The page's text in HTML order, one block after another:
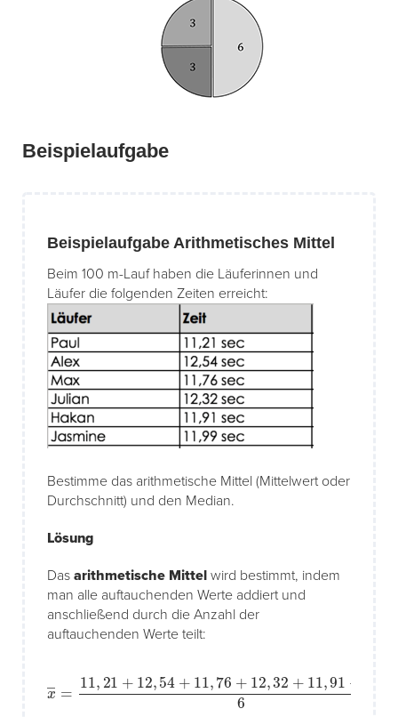
Beispielaufgabe
Beispielaufgabe Arithmetisches Mittel
Beim 100 m-Lauf haben die Läuferinnen und
Läufer die folgenden Zeiten erreicht:
Bestimme das arithmetische Mittel (Mittelwert oder
Durchschnitt) und den Median.
Lösung
Das arithmetische Mittel wird bestimmt, indem
man alle auftauchenden Werte addiert und
anschließend durch die Anzahl der
auftauchenden Werte teilt:
11,21 +12 ,54+ 11,76 + 12,32+ , 91+11 ,99 6 =11 955